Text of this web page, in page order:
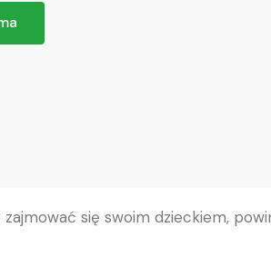
się swoim dzieckiem,